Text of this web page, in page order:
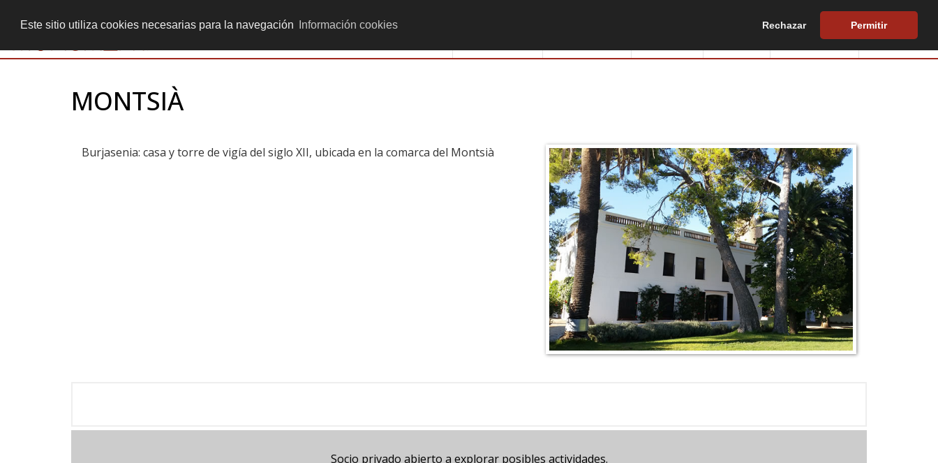
Este sitio utiliza cookies necesarias para la navegación Información cookies Rechazar Permitir
Hazte socio Biblioteca
MONTSIÀ
Burjasenia: casa y torre de vigía del siglo XII, ubicada en la comarca del Montsià
Socio privado abierto a explorar posibles actividades.